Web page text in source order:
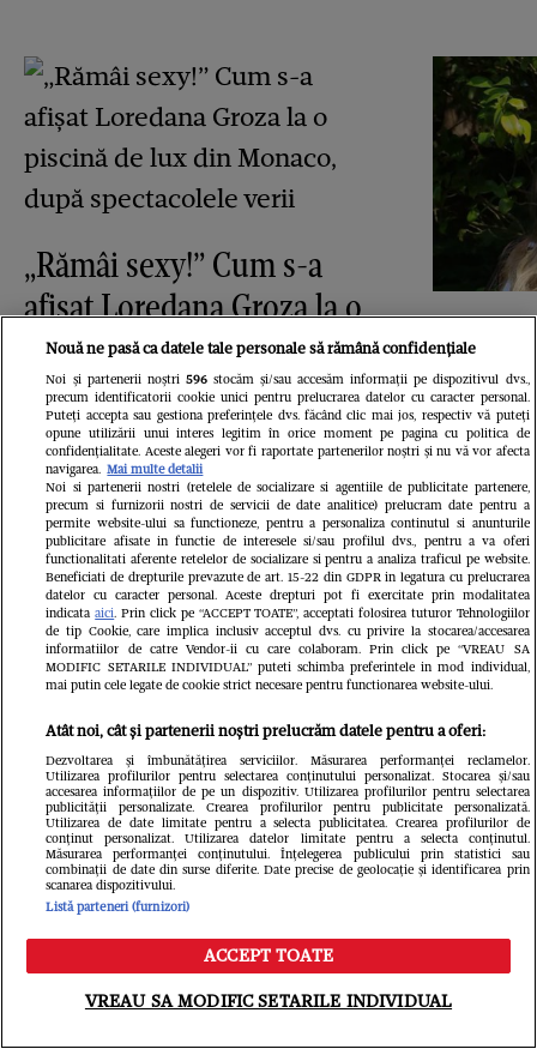
„Rămâi sexy!” Cum s-a
afișat Loredana Groza la o
piscină de lux din Monaco,
după spectacolele verii
Fără
Arina
ca o
de la
Avantaje
COD NEGRU de la Urania în iulie!
Sărăcie lucie, probleme de sănătate
și necazuri fără oprire.. Ce zodii sunt
Meniu Caută
Nouă ne pasă ca datele tale personale să rămână confidențiale
Noi și partenerii noștri 596stocăm și/sau accesăm informații pe dispozitivul dvs.,
precum identificatorii cookie unici pentru prelucrarea datelor cu caracter personal.
Puteți accepta sau gestiona preferințele dvs. făcând clic mai jos, respectiv vă puteți
opune utilizării unui interes legitim în orice moment pe pagina cu politica de
confidențialitate. Aceste alegeri vor fi raportate partenerilor noștri și nu vă vor afecta
navigarea. Mai multe detalii
Noi si partenerii nostri (retelele de socializare si agentiile de publicitate partenere,
precum si furnizorii nostri de servicii de date analitice) prelucram date pentru a
permite website-ului sa functioneze, pentru a personaliza continutul si anunturile
publicitare afisate in functie de interesele si/sau profilul dvs., pentru a va oferi
functionalitati aferente retelelor de socializare si pentru a analiza traficul pe website.
Beneficiati de drepturile prevazute de art. 15-22 din GDPR in legatura cu prelucrarea
datelor cu caracter personal. Aceste drepturi pot fi exercitate prin modalitatea
indicataaici. Prin click pe “ACCEPT TOATE”, acceptati folosirea tuturor Tehnologiilor
de tip Cookie, care implica inclusiv acceptul dvs. cu privire la stocarea/accesarea
informatiilor de catre Vendor-ii cu care colaboram. Prin click pe “VREAU SA
MODIFIC SETARILE INDIVIDUAL” puteti schimba preferintele in mod individual,
mai putin cele legate de cookie strict necesare pentru functionarea website-ului.
Atât noi, cât și partenerii noștri prelucrăm datele pentru a oferi:
Dezvoltarea și îmbunătățirea serviciilor. Măsurarea performanței reclamelor.
Utilizarea profilurilor pentru selectarea conținutului personalizat. Stocarea și/sau
accesarea informațiilor de pe un dispozitiv. Utilizarea profilurilor pentru selectarea
publicității personalizate. Crearea profilurilor pentru publicitate personalizată.
Utilizarea de date limitate pentru a selecta publicitatea. Crearea profilurilor de
conținut personalizat. Utilizarea datelor limitate pentru a selecta conținutul.
Măsurarea performanței conținutului. Înțelegerea publicului prin statistici sau
combinații de date din surse diferite. Date precise de geolocație și identificarea prin
scanarea dispozitivului.
Listă parteneri (furnizori)
ACCEPT TOATE
VREAU SA MODIFIC SETARILE INDIVIDUAL